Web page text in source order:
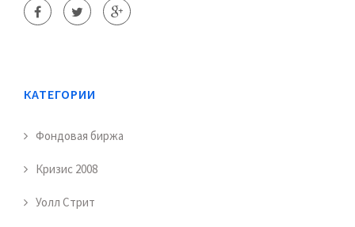
КАТЕГОРИИ
Фондовая биржа
Кризис 2008
Уолл Стрит